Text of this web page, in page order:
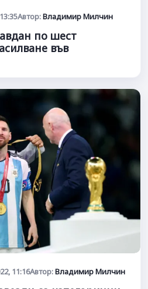
Автор:Владимир Милчин
по шест
във
11:16Автор:Владимир Милчин